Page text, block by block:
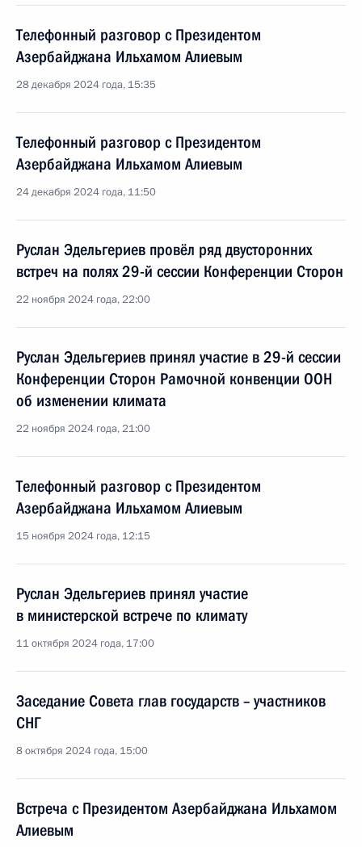
Телефонный разговор с Президентом
Азербайджана Ильхамом Алиевым
28 декабря 2024 года, 15:35
Телефонный разговор с Президентом
Азербайджана Ильхамом Алиевым
24 декабря 2024 года, 11:50
Руслан Эдельгериев провёл ряд двусторонних
встреч на полях 29-й сессии Конференции Сторон
22 ноября 2024 года, 22:00
Руслан Эдельгериев принял участие в 29-й сессии
Конференции Сторон Рамочной конвенции ООН
об изменении климата
22 ноября 2024 года, 21:00
Телефонный разговор с Президентом
Азербайджана Ильхамом Алиевым
15 ноября 2024 года, 12:15
Руслан Эдельгериев принял участие
в министерской встрече по климату
11 октября 2024 года, 17:00
Заседание Совета глав государств – участников
СНГ
8 октября 2024 года, 15:00
Встреча с Президентом Азербайджана Ильхамом
Алиевым